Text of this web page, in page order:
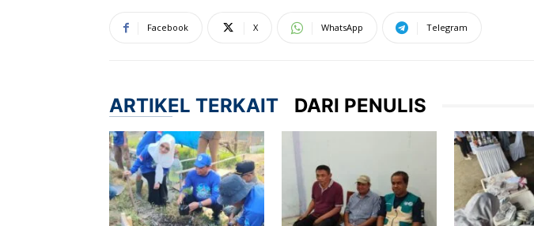
Facebook X WhatsApp Telegram
ARTIKEL TERKAIT DARI PENULIS